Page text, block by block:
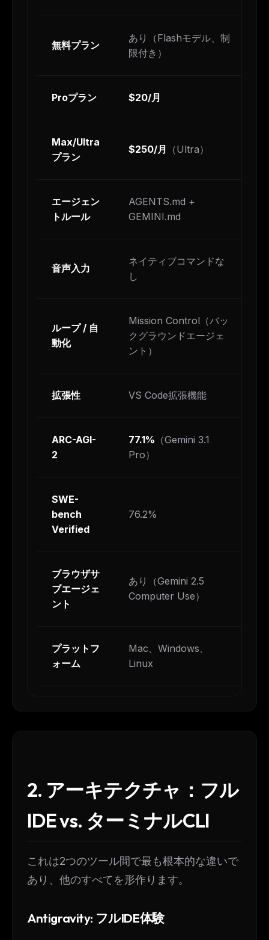
無料プラン
あり（Flashモデル、制
限付き）
Proプラン $20/月
Max/Ultra
プラン
$250/月 （Ultra）
エージェン
トルール
AGENTS.md +
GEMINI.md
音声入力
ネイティブコマンドな
し
ループ / 自
動化
Mission Control（バッ
クグラウンドエージェ
ント）
拡張性 VS Code拡張機能
ARC-AGI-
2
77.1% （Gemini 3.1
Pro）
SWE-
bench
Verified
76.2%
ブラウザサ
ブエージェ
ント
あり（Gemini 2.5
Computer Use）
プラットフ
ォーム
Mac、Windows、
Linux
2. アーキテクチャ：フル
IDE vs. ターミナルCLI
これは2つのツール間で最も根本的な違いで
あり、他のすべてを形作ります。
Antigravity: フルIDE体験